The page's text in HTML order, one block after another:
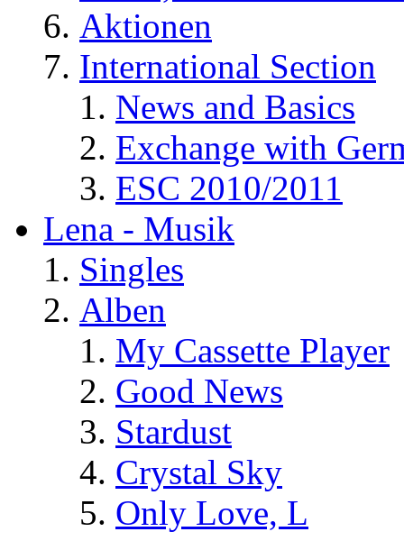
Aktionen
International Section
News and Basics
Exchange with
ESC 2010/2011
Lena - Musik
Singles
Alben
My Cassette Player
Good News
Stardust
Crystal Sky
Only Love, L